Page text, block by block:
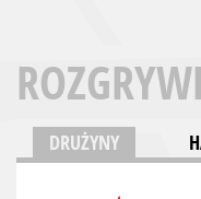
DRUŻYNY